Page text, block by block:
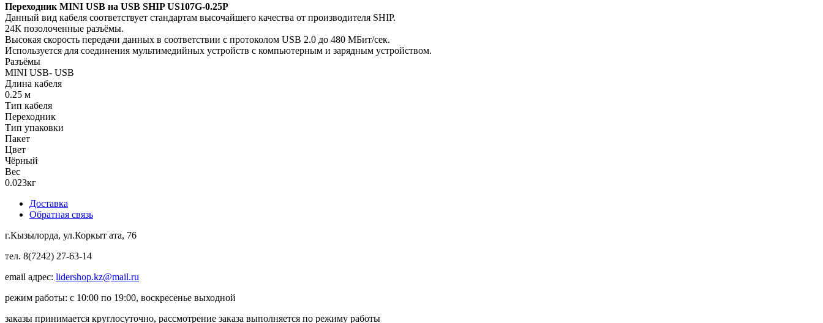
Переходник MINI USB на USB SHIP US107G-0.25P
Данный вид кабеля соответствует стандартам высочайшего качества от производителя SHIP.
24К позолоченные разъёмы.
Высокая скорость передачи данных в соответствии с протоколом USB 2.0 до 480 МБит/сек.
Используется для соединения мультимедийных устройств с компьютерным и зарядным устройством.
Разъёмы
MINI USB- USB
Длина кабеля
0.25 м
Тип кабеля
Переходник
Тип упаковки
Пакет
Цвет
Чёрный
Вес
0.023кг
Доставка
Обратная связь
г.Кызылорда, ул.Коркыт ата, 76
тел. 8(7242) 27-63-14
email адрес: lidershop.kz@mail.ru
режим работы: с 10:00 по 19:00, воскресенье выходной
заказы принимается круглосуточно, рассмотрение заказа выполняется по режиму работы